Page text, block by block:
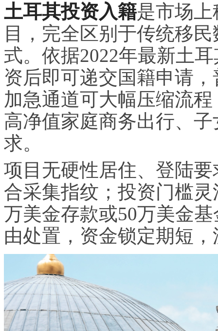
土耳其投资入籍是市场
目，完全区别于传统移
式。依据2022年最新土
资后即可递交国籍申请
加急通道可大幅压缩流
高净值家庭商务出行、
求。
项目无硬性居住、登陆
合采集指纹；投资门槛
万美金存款或50万美金
由处置，资金锁定期短